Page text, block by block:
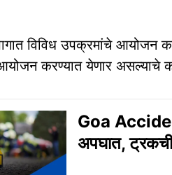
विविध उपक्रमांचे
करण्यात येणार असल्याचे
Goa
अपघात,